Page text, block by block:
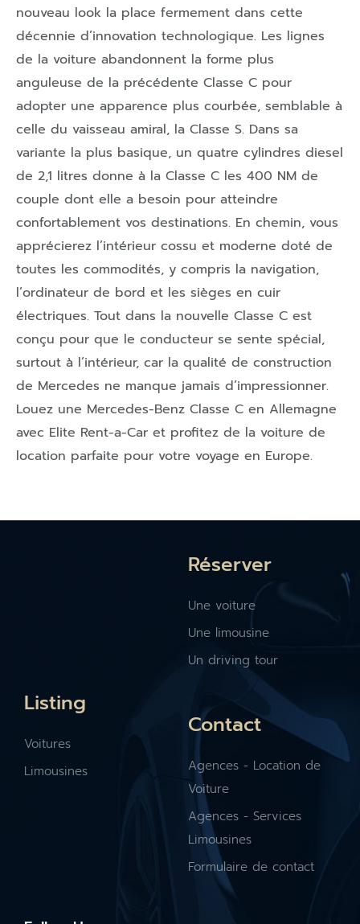
nouveau look la place fermement dans cette
décennie d’innovation technologique. Les lignes
de la voiture abandonnent la forme plus
anguleuse de la précédente Classe C pour
adopter une apparence plus courbée, semblable à
celle du vaisseau amiral, la Classe S. Dans sa
variante la plus basique, un quatre cylindres diesel
de 2,1 litres donne à la Classe C les 400 NM de
couple dont elle a besoin pour atteindre
confortablement vos destinations. En chemin, vous
apprécierez l’intérieur cossu et moderne doté de
toutes les commodités, y compris la navigation,
l’ordinateur de bord et les sièges en cuir
électriques. Tout dans la nouvelle Classe C est
conçu pour que le conducteur se sente spécial,
surtout à l’intérieur, car la qualité de construction
de Mercedes ne manque jamais d’impressionner.
Louez une Mercedes-Benz Classe C en Allemagne
avec Elite Rent-a-Car et profitez de la voiture de
location parfaite pour votre voyage en Europe.
Réserver
Une voiture
Une limousine
Un driving tour
Listing
Voitures
Limousines
Contact
Agences - Location de
Voiture
Agences - Services
Limousines
Formulaire de contact